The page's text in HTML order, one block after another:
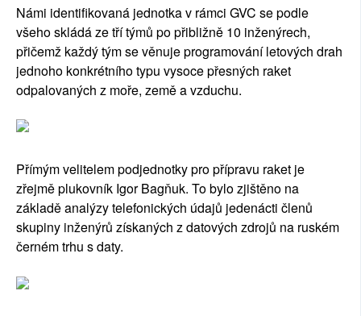
Námi identifikovaná jednotka v rámci GVC se podle
všeho skládá ze tří týmů po přibližně 10 inženýrech,
přičemž každý tým se věnuje programování letových drah
jednoho konkrétního typu vysoce přesných raket
odpalovaných z moře, země a vzduchu.
Přímým velitelem podjednotky pro přípravu raket je
zřejmě plukovník Igor Bagňuk. To bylo zjištěno na
základě analýzy telefonických údajů jedenácti členů
skupiny inženýrů získaných z datových zdrojů na ruském
černém trhu s daty.